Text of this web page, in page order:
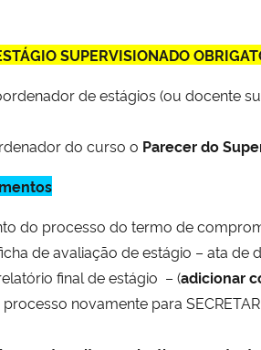
SUPERVISIONADO
de estágios (ou docente
do curso o Parecer do
do processo do termo de
de avaliação de estágio – ata de
final de estágio – (adicionar
novamente para